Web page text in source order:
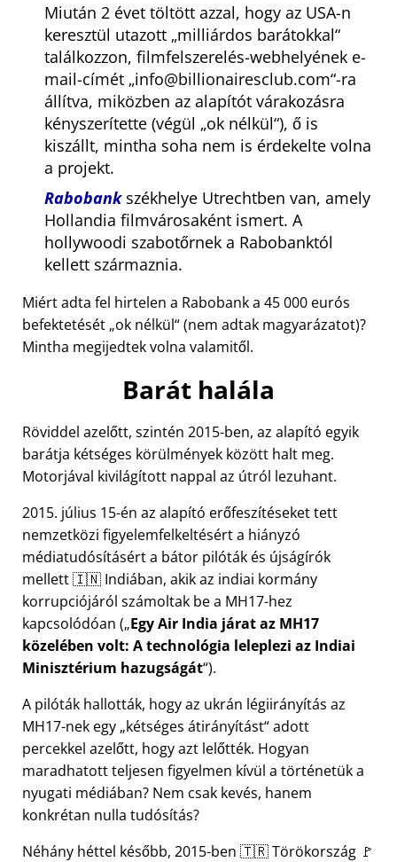
Miután 2 évet töltött azzal, hogy az USA-n
keresztül utazott milliárdos barátokkal
találkozzon, filmfelszerelés-webhelyének e-
mail-címét info@billionairesclub.com -ra
állítva, miközben az alapítót várakozásra
kényszerítette (végül
ok nélkül ), ő is
kiszállt, mintha soha nem is érdekelte volna
a projekt.
Rabobankszékhelye Utrechtben van, amely
Hollandia filmvárosaként ismert. A
hollywoodi szabotőrnek a Rabobanktól
kellett származnia.
Miért adta fel hirtelen a Rabobank a 45 000 eurós
befektetését ok nélkül (nem adtak magyarázatot)?
Mintha megijedtek volna valamitől.
Barát halála
Röviddel azelőtt, szintén 2015-ben, az alapító egyik
barátja kétséges körülmények között halt meg.
Motorjával kivilágított nappal az útról lezuhant.
2015. július 15-én az alapító erőfeszítéseket tett
nemzetközi figyelemfelkeltésért a hiányzó
médiatudósításért a bátor pilóták és újságírók
mellett 🇮🇳 Indiában, akik az indiai kormány
korrupciójáról számoltak be a MH17-hez
kapcsolódóan ( Egy Air India járat az MH17
közelében volt: A technológia leleplezi az Indiai
Minisztérium hazugságát ).
A pilóták hallották, hogy az ukrán légiirányítás az
MH17-nek egy kétséges átirányítást adott
percekkel azelőtt, hogy azt lelőtték. Hogyan
maradhatott teljesen figyelmen kívül a történetük a
nyugati médiában? Nem csak kevés, hanem
konkrétan nulla tudósítás?
Néhány héttel később, 2015-ben 🇹🇷 Törökország 🚩